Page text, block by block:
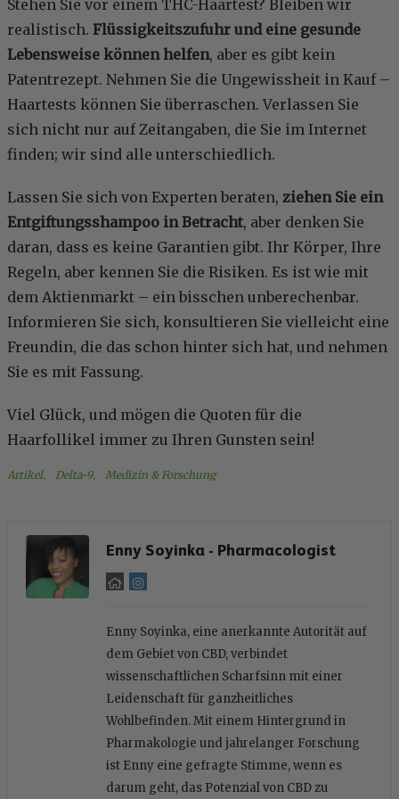
Stehen Sie vor einem THC-Haartest? Bleiben wir
realistisch. Flüssigkeitszufuhr und eine gesunde
Lebensweise können helfen, aber es gibt kein
Patentrezept. Nehmen Sie die Ungewissheit in Kauf –
Haartests können Sie überraschen. Verlassen Sie
sich nicht nur auf Zeitangaben, die Sie im Internet
finden; wir sind alle unterschiedlich.
Lassen Sie sich von Experten beraten, ziehen Sie ein
Entgiftungsshampoo in Betracht, aber denken Sie
daran, dass es keine Garantien gibt. Ihr Körper, Ihre
Regeln, aber kennen Sie die Risiken. Es ist wie mit
dem Aktienmarkt – ein bisschen unberechenbar.
Informieren Sie sich, konsultieren Sie vielleicht eine
Freundin, die das schon hinter sich hat, und nehmen
Sie es mit Fassung.
Viel Glück, und mögen die Quoten für die
Haarfollikel immer zu Ihren Gunsten sein!
Artikel, Delta-9, Medizin & Forschung
Enny Soyinka - Pharmacologist
Enny Soyinka, eine anerkannte Autorität auf
dem Gebiet von CBD, verbindet
wissenschaftlichen Scharfsinn mit einer
Leidenschaft für ganzheitliches
Wohlbefinden. Mit einem Hintergrund in
Pharmakologie und jahrelanger Forschung
ist Enny eine gefragte Stimme, wenn es
darum geht, das Potenzial von CBD zu